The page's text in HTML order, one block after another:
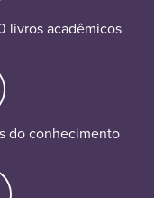
livros acadêmicos
do conhecimento